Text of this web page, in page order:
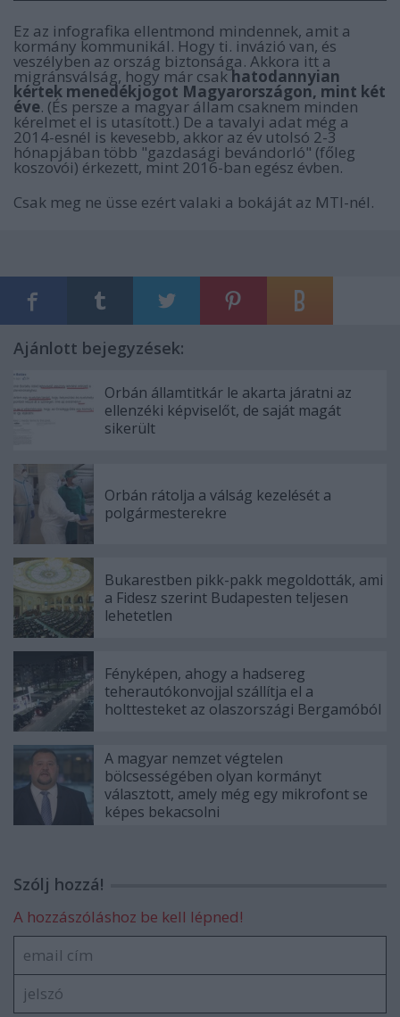
Ez az infografika ellentmond mindennek, amit a
kormány kommunikál. Hogy ti. invázió van, és
veszélyben az ország biztonsága. Akkora itt a
migránsválság, hogy már csakhatodannyian
kértek menedékjogot Magyarországon, mint két
éve. (És persze a magyar állam csaknem minden
kérelmet el is utasított.) De a tavalyi adat még a
2014-esnél is kevesebb, akkor az év utolsó 2-3
hónapjában több "gazdasági bevándorló" (főleg
koszovói) érkezett, mint 2016-ban egész évben.
Csak meg ne üsse ezért valaki a bokáját az MTI-nél.
Ajánlott bejegyzések:
Orbán államtitkár le akarta járatni az
ellenzéki képviselőt, de saját magát
sikerült
Orbán rátolja a válság kezelését a
polgármesterekre
Bukarestben pikk-pakk megoldották, ami
a Fidesz szerint Budapesten teljesen
lehetetlen
Fényképen, ahogy a hadsereg
teherautókonvojjal szállítja el a
holttesteket az olaszországi Bergamóból
A magyar nemzet végtelen
bölcsességében olyan kormányt
választott, amely még egy mikrofont se
képes bekacsolni
Szólj hozzá!
A hozzászóláshoz be kell lépned!